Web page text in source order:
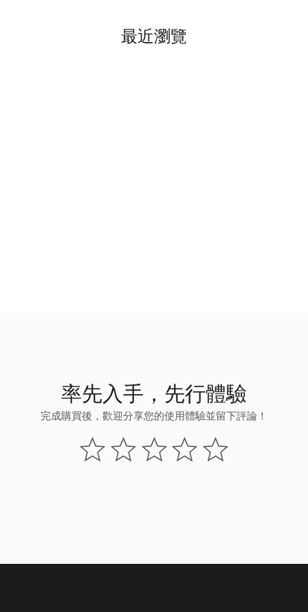
最近瀏覽
率先入手，先行體驗
完成購買後，歡迎分享您的使用體驗並留下評論！